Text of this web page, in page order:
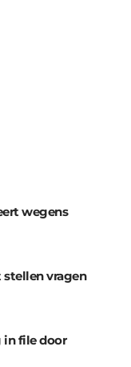
wegens
stellen vragen
in file door